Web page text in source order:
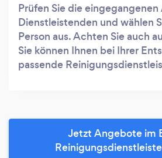
Prüfen Sie die
Dienstleistenden und wählen
Person aus. Achten Sie auch
Sie können Ihnen bei Ihrer
passende
Jetzt Angebote im